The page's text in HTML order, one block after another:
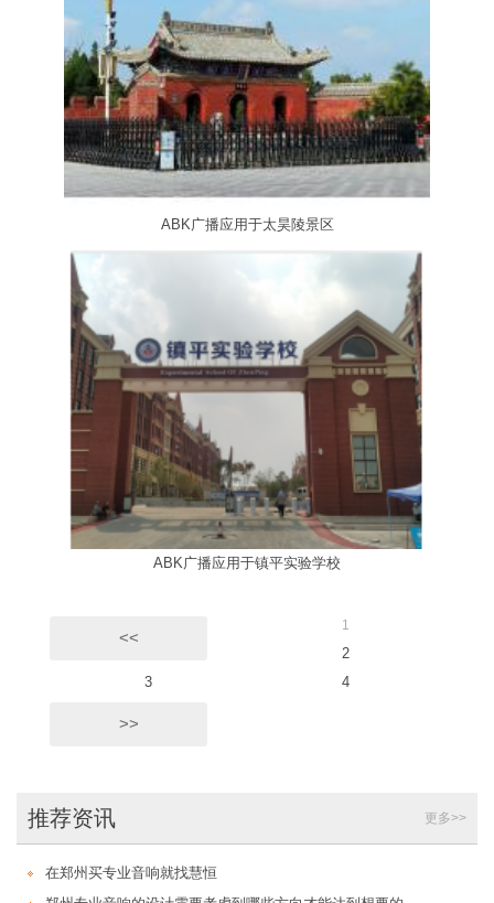
ABK广播应用于太昊陵景区
ABK广播应用于镇平实验学校
<<
1
2
3
4
>>
推荐资讯 更多>>
在郑州买专业音响就找慧恒